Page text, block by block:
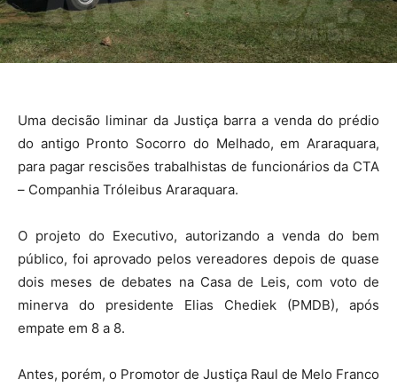
Uma decisão liminar da Justiça barra a venda do prédio
do antigo Pronto Socorro do Melhado, em Araraquara,
para pagar rescisões trabalhistas de funcionários da CTA
– Companhia Tróleibus Araraquara.
O projeto do Executivo, autorizando a venda do bem
público, foi aprovado pelos vereadores depois de quase
dois meses de debates na Casa de Leis, com voto de
minerva do presidente Elias Chediek (PMDB), após
empate em 8 a 8.
Antes, porém, o Promotor de Justiça Raul de Melo Franco